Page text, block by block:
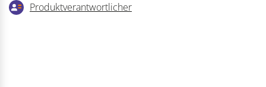
Produktverantwortlicher